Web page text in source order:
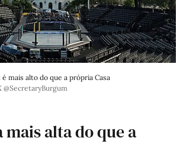
mais alto do que a própria Casa
@SecretaryBurgum
mais alta do que a